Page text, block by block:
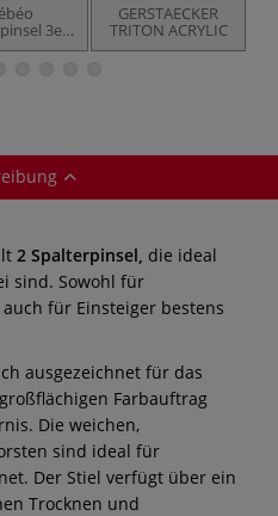
3er-
GERSTAECKER
TRITON ACRYLIC
2 Spalterpinsel, die ideal
sind. Sowohl für
für Einsteiger bestens
ausgezeichnet für das
Farbauftrag
Die weichen,
sind ideal für
Der Stiel verfügt über ein
Trocknen und